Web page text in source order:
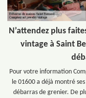
N’attendez plus
vintage à Saint
Pour votre information
le 01600 a déjà montré
débarras de grenier. De